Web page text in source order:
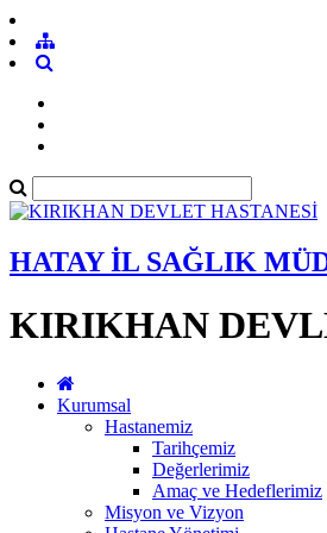
HATAY İL SAĞLIK
KIRIKHAN
Kurumsal
Hastanemiz
Tarihçemiz
Değerlerimiz
Amaç ve Hedeflerimiz
Misyon ve Vizyon